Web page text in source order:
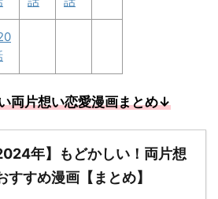
両片想い恋愛漫画まとめ↓
年】もどかしい！両片想
すすめ漫画【まとめ】